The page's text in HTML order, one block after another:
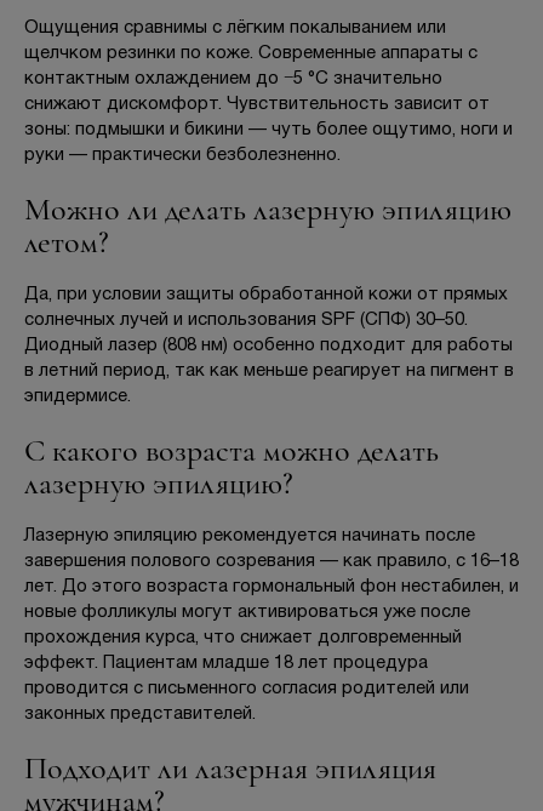
Ощущения сравнимы с лёгким покалыванием или
щелчком резинки по коже. Современные аппараты с
контактным охлаждением до −5 °C значительно
снижают дискомфорт. Чувствительность зависит от
зоны: подмышки и бикини — чуть более ощутимо, ноги и
руки — практически безболезненно.
Можно ли делать лазерную эпиляцию
летом?
Да, при условии защиты обработанной кожи от прямых
солнечных лучей и использования SPF (СПФ) 30–50.
Диодный лазер (808 нм) особенно подходит для работы
в летний период, так как меньше реагирует на пигмент в
эпидермисе.
С какого возраста можно делать
лазерную эпиляцию?
Лазерную эпиляцию рекомендуется начинать после
завершения полового созревания — как правило, с 16–18
лет. До этого возраста гормональный фон нестабилен, и
новые фолликулы могут активироваться уже после
прохождения курса, что снижает долговременный
эффект. Пациентам младше 18 лет процедура
проводится с письменного согласия родителей или
законных представителей.
Подходит ли лазерная эпиляция
мужчинам?